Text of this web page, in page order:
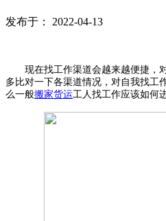
发布于： 2022-04-13
现在找工作渠道会越来越便捷，
多比对一下各渠道情况，对自我找工
么一般搬家货运工人找工作应该如何